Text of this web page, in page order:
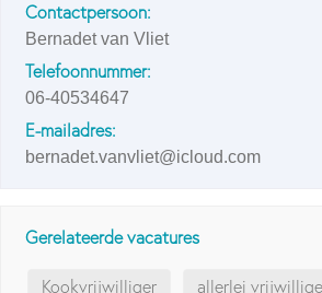
Contactpersoon:
Bernadet van Vliet
Telefoonnummer:
06-40534647
E-mailadres:
bernadet.vanvliet@icloud.com
Gerelateerde vacatures
Kookvrijwilliger allerlei